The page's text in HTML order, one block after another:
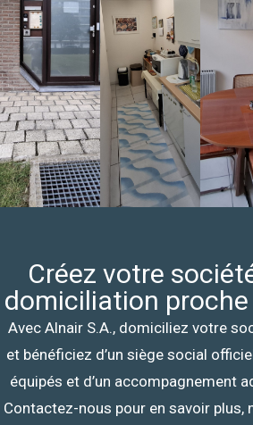
Créez votre
domiciliation proche
Avec Alnair S.A., domiciliez votre
et bénéficiez d’un siège social
équipés et d’un accompagnement
Contactez-nous pour en savoir plus,